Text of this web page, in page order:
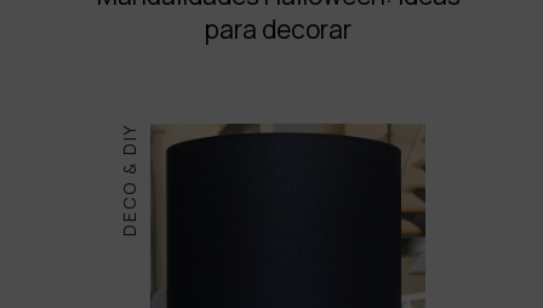
para decorar
DECO & DIY